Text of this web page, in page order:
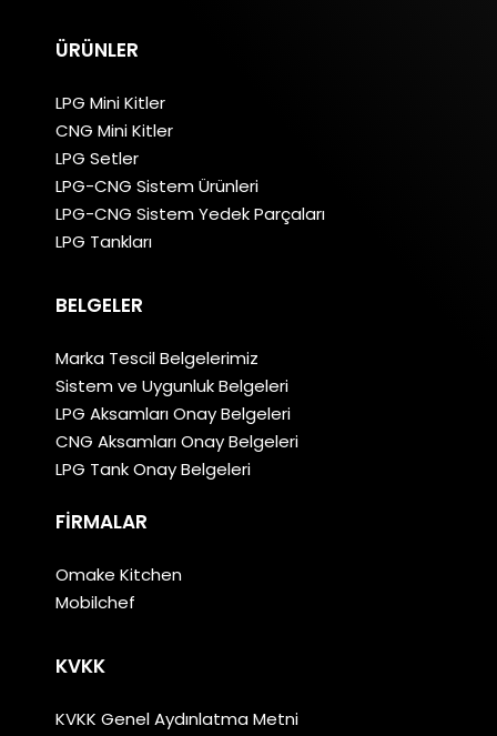
Pazartesi, Salı, Çarşamba,
Yol Tarifi
YILDIZ OTOGAZ
YENİ SANAYİ SİTESİ 1.BLOK NO 12
ÜRÜNLER
LPG Mini Kitler
CNG Mini Kitler
LPG Setler
LPG-CNG Sistem Ürünleri
LPG-CNG Sistem Yedek Parçaları
LPG Tankları
BELGELER
Marka Tescil Belgelerimiz
Sistem ve Uygunluk Belgeleri
LPG Aksamları Onay Belgeleri
CNG Aksamları Onay Belgeleri
LPG Tank Onay Belgeleri
FIRMALAR
Omake Kitchen
Mobilchef
KVKK
KVKK Genel Aydınlatma Metni